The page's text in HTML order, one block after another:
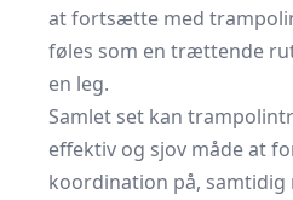
at fortsætte med
føles som en trættende
en leg.
Samlet set kan
effektiv og sjov måde at
koordination på, samtidig